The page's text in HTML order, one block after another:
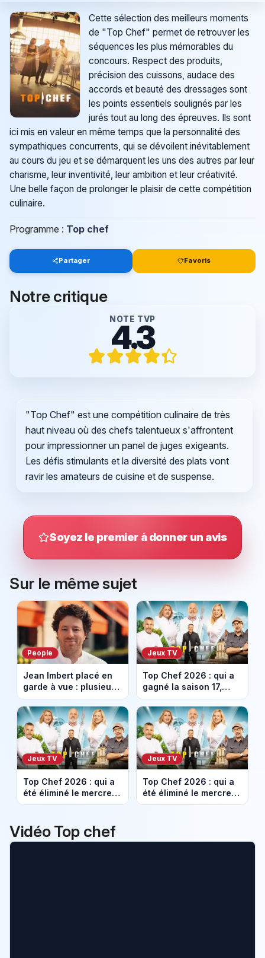
Cette sélection des meilleurs moments
de "Top Chef" permet de retrouver les
séquences les plus mémorables du
concours. Respect des produits,
précision des cuissons, audace des
accords et beauté des dressages sont
les points essentiels soulignés par les
jurés tout au long des épreuves. Ils sont
ici mis en valeur en même temps que la personnalité des
sympathiques concurrents, qui se dévoilent inévitablement
au cours du jeu et se démarquent les uns des autres par leur
charisme, leur inventivité, leur ambition et leur créativité.
Une belle façon de prolonger le plaisir de cette compétition
culinaire.
Programme : Top chef
Partager Favoris
Notre critique
NOTE TVP
4.3
"Top Chef" est une compétition culinaire de très
haut niveau où des chefs talentueux s'affrontent
pour impressionner un panel de juges exigeants.
Les défis stimulants et la diversité des plats vont
ravir les amateurs de cuisine et de suspense.
Soyez le premier à donner un avis
Sur le même sujet
People
Jean Imbert placé en
garde à vue : plusieurs
ex-compagnes
l’accusent de
violences conjugales
Jeux TV
Top Chef 2026 : qui a
gagné la saison 17,
Viviana Pisacane ou
Alexy Algar-Denos ?
Jeux TV
Top Chef 2026 : qui a
été éliminé le mercredi
3 juin et qui sont les 2
?
Jeux TV
Top Chef 2026 : qui a
été éliminé le mercredi
27 mai sur M6
Vidéo Top chef